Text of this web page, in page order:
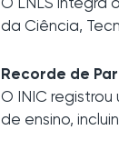
O LNLS integra o
da Ciência,
Recorde de
O INIC
de ensino,